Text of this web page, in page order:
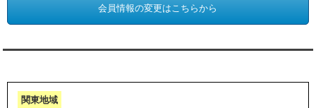
会員情報の変更はこちらから
関東地域